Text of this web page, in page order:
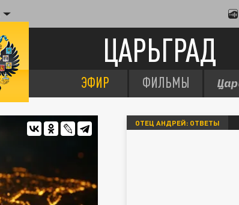
ЦАРЬГРАД
ЭФИР ФИЛЬМЫ
ОТЕЦ АНДРЕЙ: ОТВЕТЫ